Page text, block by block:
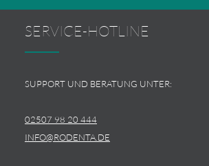
SERVICE-HOTLINE
SUPPORT UND BERATUNG UNTER:
02507 98 20 444
INFO@RODENTA.DE